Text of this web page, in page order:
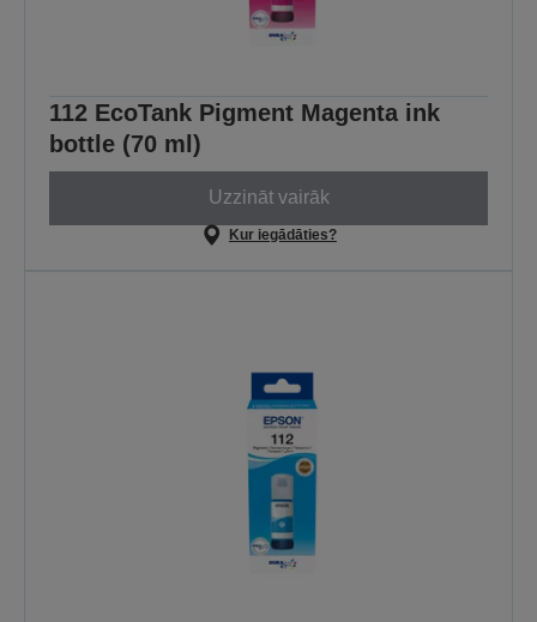
112 EcoTank Pigment Magenta ink
bottle (70 ml)
Uzzināt vairāk
Kur iegādāties?